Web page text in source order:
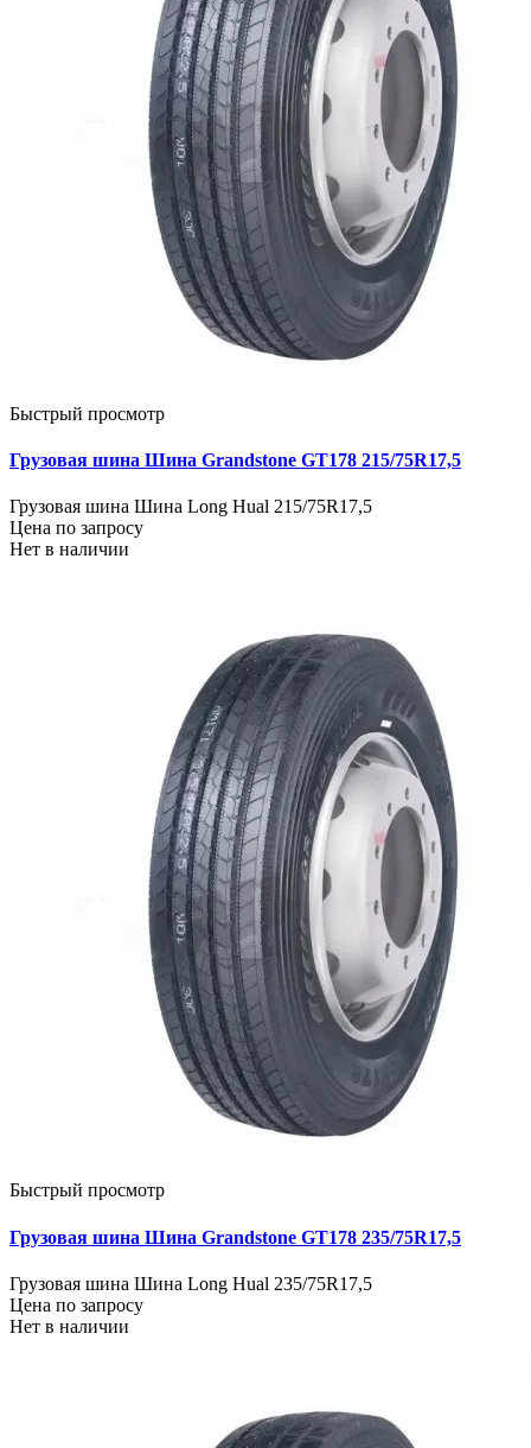
Быстрый просмотр
Грузовая шина Шина Grandstone GT178 215/75R17,5
Грузовая шина Шина Long Hual 215/75R17,5
Цена по запросу
Нет в наличии
Быстрый просмотр
Грузовая шина Шина Grandstone GT178 235/75R17,5
Грузовая шина Шина Long Hual 235/75R17,5
Цена по запросу
Нет в наличии